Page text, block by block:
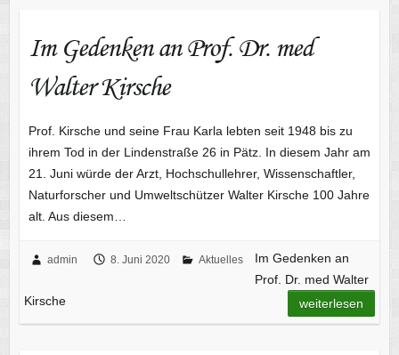
Im Gedenken an Prof. Dr. med
Walter Kirsche
Prof. Kirsche und seine Frau Karla lebten seit 1948 bis zu
ihrem Tod in der Lindenstraße 26 in Pätz. In diesem Jahr am
21. Juni würde der Arzt, Hochschullehrer, Wissenschaftler,
Naturforscher und Umweltschützer Walter Kirsche 100 Jahre
alt. Aus diesem…
admin 8. Juni 2020 Aktuelles
Im Gedenken an
Prof. Dr. med Walter
Kirsche
weiterlesen